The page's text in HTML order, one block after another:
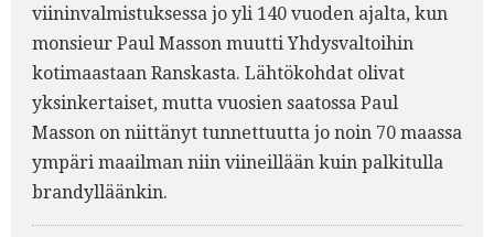
viininvalmistuksessa jo yli 140 vuoden ajalta, kun
monsieur Paul Masson muutti Yhdysvaltoihin
kotimaastaan Ranskasta. Lähtökohdat olivat
yksinkertaiset, mutta vuosien saatossa Paul
Masson on niittänyt tunnettuutta jo noin 70 maassa
ympäri maailman niin viineillään kuin palkitulla
brandylläänkin.